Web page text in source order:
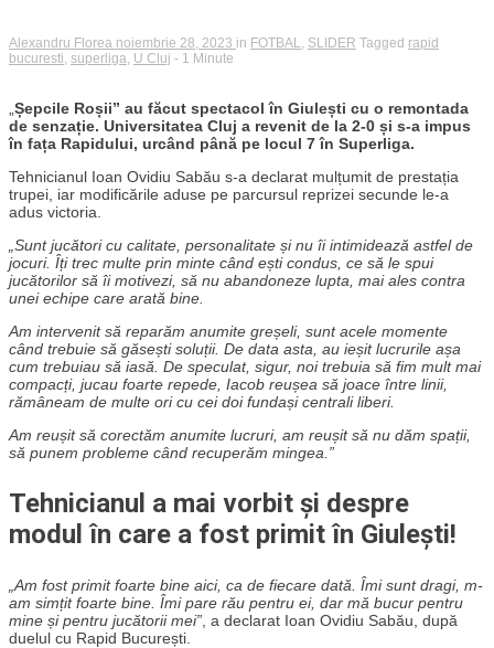
Alexandru Florea noiembrie 28, 2023 in FOTBAL SLIDER Tagged rapid
bucuresti superliga U Cluj - 1 Minute
Șepcile Roșii” au făcut spectacol în Giulești cu o remontada
de senzație. Universitatea Cluj a revenit de la 2-0 și s-a impus
în fața Rapidului, urcând până pe locul 7 în Superliga.
Tehnicianul Ioan Ovidiu Sabău s-a declarat mulțumit de prestația
trupei, iar modificările aduse pe parcursul reprizei secunde le-a
adus victoria.
„Sunt jucători cu calitate, personalitate și nu îi intimidează astfel de
jocuri. Îți trec multe prin minte când ești condus, ce să le spui
jucătorilor să îi motivezi, să nu abandoneze lupta, mai ales contra
unei echipe care arată bine.
Am intervenit să reparăm anumite greșeli, sunt acele momente
când trebuie să găsești soluții. De data asta, au ieșit lucrurile așa
cum trebuiau să iasă. De speculat, sigur, noi trebuia să fim mult mai
compacți, jucau foarte repede, Iacob reușea să joace între linii,
rămâneam de multe ori cu cei doi fundași centrali liberi.
Am reușit să corectăm anumite lucruri, am reușit să nu dăm spații,
să punem probleme când recuperăm mingea.”
Tehnicianul a mai vorbit și despre
modul în care a fost primit în Giulești!
„Am fost primit foarte bine aici, ca de fiecare dată. Îmi sunt dragi, m-
am simțit foarte bine. Îmi pare rău pentru ei, dar mă bucur pentru
mine și pentru jucătorii mei” , a declarat Ioan Ovidiu Sabău, după
duelul cu Rapid București.